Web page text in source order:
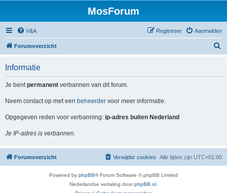
MosForum
V&A Aanmelden
Registreer
Forumoverzicht
Informatie
Je bentpermanent verbannen van dit forum.
Neem contact op met een beheerder voor meer informatie.
Opgegeven reden voor verbanning: ip-adres buiten Nederland
Je IP-adres is verbannen.
Forumoverzicht Alle tijden zijn UTC+01:00
Verwijder cookies
Powered by phpBB® Forum Software © phpBB Limited
Nederlandse vertaling doorphpBB.nl